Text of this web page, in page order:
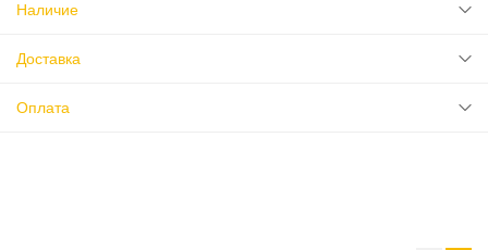
Наличие
Доставка
Оплата